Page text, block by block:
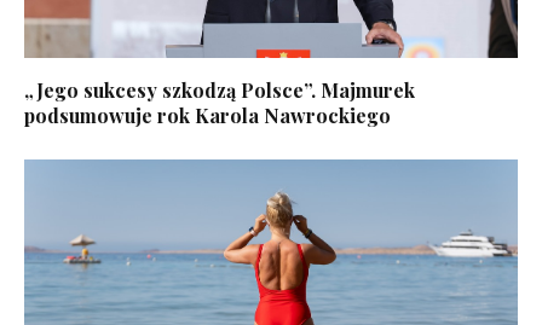
„Jego sukcesy szkodzą Polsce”. Majmurek
podsumowuje rok Karola Nawrockiego